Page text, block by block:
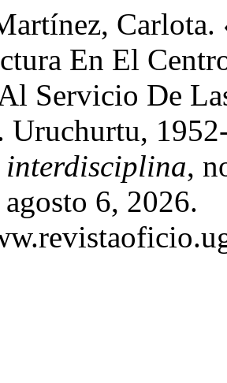
En El
Servicio De
Uruchurtu,
,
6, 2026.